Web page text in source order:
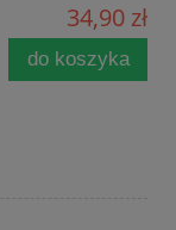
34,90 zł
do koszyka